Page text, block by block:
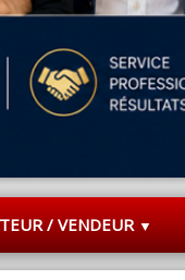
/ VENDEUR ▼